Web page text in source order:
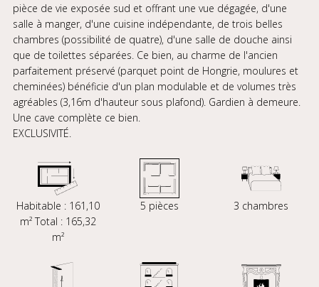
pièce de vie exposée sud et offrant une vue dégagée, d'une
salle à manger, d'une cuisine indépendante, de trois belles
chambres (possibilité de quatre), d'une salle de douche ainsi
que de toilettes séparées. Ce bien, au charme de l'ancien
parfaitement préservé (parquet point de Hongrie, moulures et
cheminées) bénéficie d'un plan modulable et de volumes très
agréables (3,16m d'hauteur sous plafond). Gardien à demeure.
Une cave complète ce bien.
EXCLUSIVITÉ.
Habitable : 161,10
m² Total : 165,32
m²
5 pièces 3 chambres